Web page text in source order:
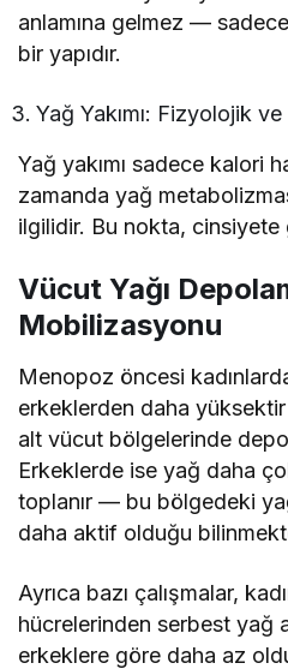
anlamına gelmez —
bir yapıdır.
Yağ Yakımı: Fizyolojik
Yağ yakımı sadece kalori
zamanda yağ
ilgilidir. Bu nokta, cinsiyete
Vücut Yağı
Mobilizasyonu
Menopoz öncesi
erkeklerden daha
alt vücut bölgelerinde
Erkeklerde ise yağ daha
toplanır — bu bölgedeki
daha aktif olduğu
Ayrıca bazı çalışmalar,
hücrelerinden serbest yağ
erkeklere göre daha az